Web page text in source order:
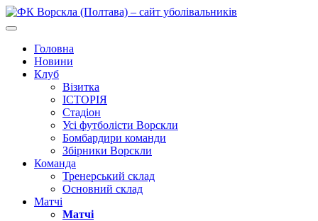
Головна
Новини
Клуб
Візитка
ІСТОРІЯ
Стадіон
Усі футболісти Ворскли
Бомбардири команди
Збірники Ворскли
Команда
Тренерський склад
Основний склад
Матчі
Матчі